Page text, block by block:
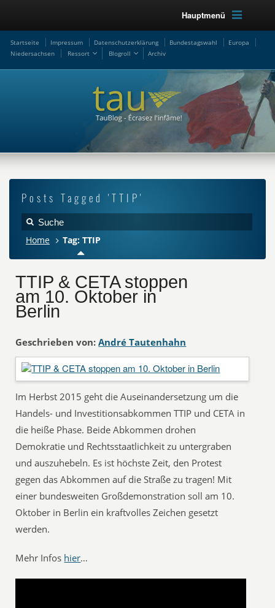
Hauptmenü
Startseite Impressum Datenschutzerklärung Bundestagswahl
Europa
Niedersachsen
Ressort Blogroll Archiv
Posts Tagged 'TTIP'
Home Tag: TTIP
TTIP & CETA stoppen
am 10. Oktober in
Berlin
Geschrieben von: André Tautenhahn
Im Herbst 2015 geht die Auseinandersetzung um die
Handels- und Investitionsabkommen TTIP und CETA in
die heiße Phase. Beide Abkommen drohen
Demokratie und Rechtsstaatlichkeit zu untergraben
und auszuhebeln. Es ist höchste Zeit, den Protest
gegen das Abkommen auf die Straße zu tragen! Mit
einer bundesweiten Großdemonstration soll am 10.
Oktober in Berlin ein kraftvolles Zeichen gesetzt
werden.
Mehr Infos hier…